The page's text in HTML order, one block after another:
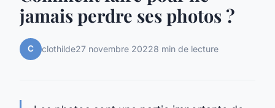
jamais perdre ses photos ?
C clothilde27 novembre 20228 min de lecture